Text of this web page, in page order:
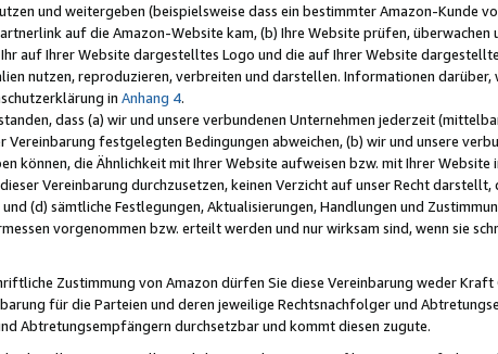
und weitergeben (beispielsweise dass ein bestimmter Amazon-Kunde
auf die Amazon-Website kam, (b) Ihre Website prüfen, überwachen
auf Ihrer Website dargestelltes Logo und die auf Ihrer Website
nutzen, reproduzieren, verbreiten und darstellen. Informationen
in Anhang 4.
dass (a) wir und unsere verbundenen Unternehmen jederzeit
Vereinbarung festgelegten Bedingungen abweichen, (b) wir und unsere
können, die Ähnlichkeit mit Ihrer Website aufweisen bzw. mit Ihrer Website
Vereinbarung durchzusetzen, keinen Verzicht auf unser Recht
(d) sämtliche Festlegungen, Aktualisierungen, Handlungen und
vorgenommen bzw. erteilt werden und nur wirksam sind, wenn sie
Zustimmung von Amazon dürfen Sie diese Vereinbarung weder
für die Parteien und deren jeweilige Rechtsnachfolger und
Abtretungsempfängern durchsetzbar und kommt diesen zugute.